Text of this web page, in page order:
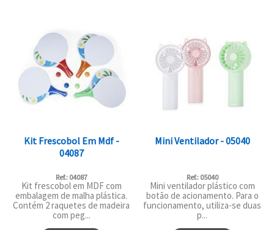
Kit Frescobol Em Mdf -
04087
Ref.: 04087
Kit frescobol em MDF com
embalagem de malha plástica.
Contém 2 raquetes de madeira
com peg...
Mini Ventilador - 05040
Ref.: 05040
Mini ventilador plástico com
botão de acionamento. Para o
funcionamento, utiliza-se duas
p...